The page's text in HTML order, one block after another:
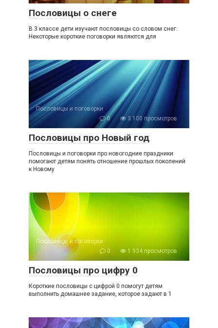
Пословицы о снеге
В 3 классе дети изучают пословицы со словом снег.
Некоторые короткие поговорки являются для
Пословицы и поговорки
0
3 100 просмотров
Пословицы про Новый год
Пословицы и поговорки про новогодние праздники
помогают детям понять отношение прошлых поколений
к Новому
Пословицы и поговорки
0
1 934 просмотров
Пословицы про цифру 0
Короткие пословицы с цифрой 0 помогут детям
выполнить домашнее задание, которое задают в 1